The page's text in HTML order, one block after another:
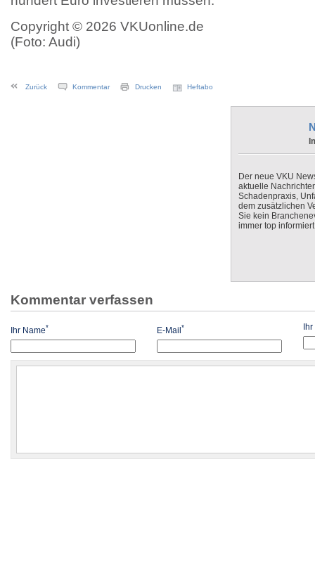
Copyright © 2026 VKUonline.de
(Foto: Audi)
Zurück Kommentar Drucken Heftabo
Der neue VKU
aktuelle
Schadenpraxis,
dem zusätzlichen
Sie kein
immer top
Kommentar verfassen
Ihr Name* E-Mail* Ihr